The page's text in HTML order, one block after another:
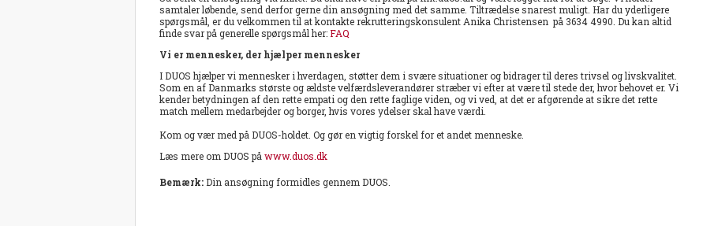
samtaler løbende, send derfor gerne din ansøgning med det samme. Tiltrædelse snarest muligt. Har du yderligere
spørgsmål, er du velkommen til at kontakte rekrutteringskonsulent Anika Christensen på 3634 4990. Du kan altid
finde svar på generelle spørgsmål her:FAQ
Vi er mennesker, der hjælper mennesker
I DUOS hjælper vi mennesker i hverdagen, støtter dem i svære situationer og bidrager til deres trivsel og livskvalitet.
Som en af Danmarks største og ældste velfærdsleverandører stræber vi efter at være til stede der, hvor behovet er. Vi
kender betydningen af den rette empati og den rette faglige viden, og vi ved, at det er afgørende at sikre det rette
match mellem medarbejder og borger, hvis vores ydelser skal have værdi.
Kom og vær med på DUOS-holdet. Og gør en vigtig forskel for et andet menneske.
Læs mere om DUOS på www.duos.dk
Bemærk:Din ansøgning formidles gennem DUOS.